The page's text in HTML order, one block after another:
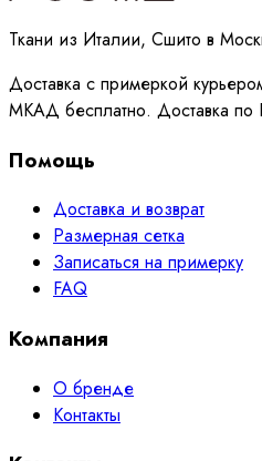
Ткани из Италии, Сшито в
Доставка с примеркой
МКАД бесплатно. Доставка по
Помощь
Доставка и возврат
Размерная сетка
Записаться на примерку
FAQ
Компания
О бренде
Контакты